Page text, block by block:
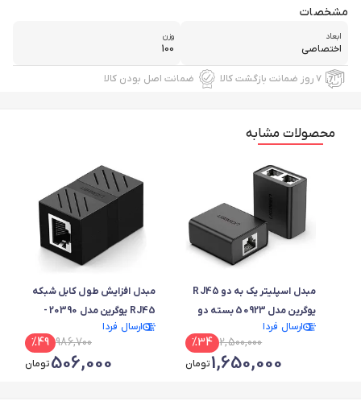
مشخصات
ابعاد
اختصاصی
وزن
100
۷ روز ضمانت بازگشت کالا ضمانت اصل بودن کالا
محصولات مشابه
مبدل اسپلیتر یک به دو RJ45
یوگرین مدل 50923 بسته دو
عددی (برل یک به دو شبکه)
ارسال فردا
2,500,000
%34
1,650,000تومان
مبدل افزایش طول کابل شبکه
RJ45 یوگرین مدل 20390 -
NW114ارسال فردا
986,700
%49
506,000تومان